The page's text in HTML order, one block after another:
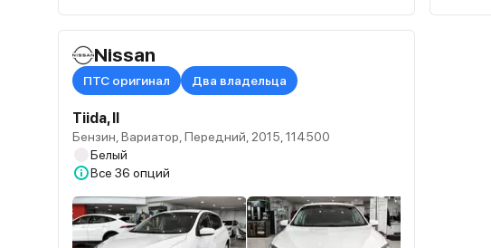
Nissan
ПТС оригинал Два владельца
Tiida, II
Бензин, Вариатор, Передний, 2015, 114500
Белый
Все 36 опций